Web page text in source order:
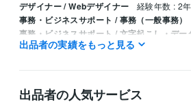
デザイナー / Webデザイナー 経験年数 : 2年
事務・ビジネスサポート / 事務（一般事務）
事務・ビジネスサポート / 文字起こし・デー
物流・購買 / 調達・購買 経験年数 : 2年
資格・検定
出品者の実績をもっと見る
出品者の人気サービス